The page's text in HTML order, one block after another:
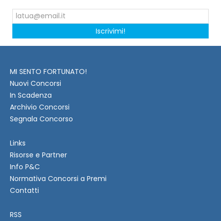
Iscrivimi!
MI SENTO FORTUNATO!
Nuovi Concorsi
In Scadenza
Archivio Concorsi
Segnala Concorso
Links
Risorse e Partner
Info P&C
Normativa Concorsi a Premi
Contatti
RSS